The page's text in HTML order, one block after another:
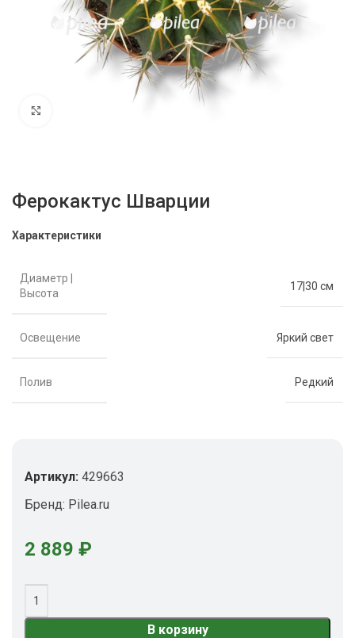
Ферокактус Шварции
Характеристики
Диаметр |
Высота
17|30 см
Освещение Яркий свет
Полив Редкий
Артикул: 429663
Бренд: Pilea.ru
2 889 ₽
В корзину